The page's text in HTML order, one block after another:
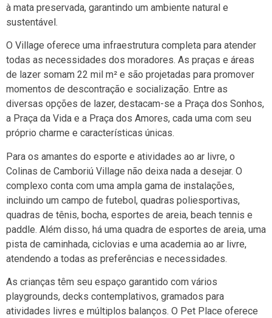
à mata preservada, garantindo um ambiente natural e
sustentável.
O Village oferece uma infraestrutura completa para atender
todas as necessidades dos moradores. As praças e áreas
de lazer somam 22 mil m² e são projetadas para promover
momentos de descontração e socialização. Entre as
diversas opções de lazer, destacam-se a Praça dos Sonhos,
a Praça da Vida e a Praça dos Amores, cada uma com seu
próprio charme e características únicas.
Para os amantes do esporte e atividades ao ar livre, o
Colinas de Camboriú Village não deixa nada a desejar. O
complexo conta com uma ampla gama de instalações,
incluindo um campo de futebol, quadras poliesportivas,
quadras de tênis, bocha, esportes de areia, beach tennis e
paddle. Além disso, há uma quadra de esportes de areia, uma
pista de caminhada, ciclovias e uma academia ao ar livre,
atendendo a todas as preferências e necessidades.
As crianças têm seu espaço garantido com vários
playgrounds, decks contemplativos, gramados para
atividades livres e múltiplos balanços. O Pet Place oferece